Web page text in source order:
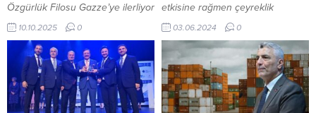
Özgürlük Filosu Gazze’ye ilerliyor
İçeriği Görüntüle ANKARA – BHA
Depremin ardından bölge için
tsunami uyarısı yapıldı. Yetkililer,
dalgaların depremin merkez
üssüne yaklaşık 300 kilometre
uzaklıktaki kıyılarda
hissedilebileceğini açıkladı.
10.10.2025 0
etkisine rağmen çeyreklik
büyümenin altında Ankara-BHA
Ankara Sanayi Odası (ASO)
Başkanı Seyit Ardıç, “Sıkılaştırıcı
politika uygulamalarının
ekonomik aktivite üzerindeki
etkisi ilk çeyrekte henüz tam
olarak gözlemlenmedi. Yılın ikinci
03.06.2024 0